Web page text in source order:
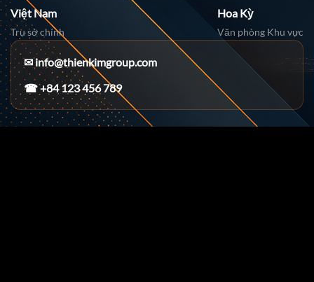
Việt Nam
Trụ sở chính
Hoa Kỳ
Văn phòng Khu vực
✉info@thienkimgroup.com
☎ +84 123 456 789